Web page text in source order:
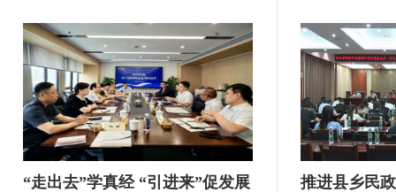
“走出去”学真经 “引进来”促发展
推进县乡民